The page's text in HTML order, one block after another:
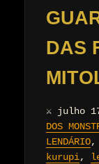
DAS
⚔ julho
DOS
LENDÁRIO,
kurupi,